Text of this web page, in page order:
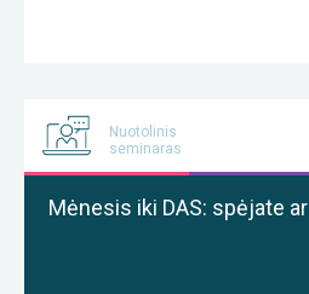
Nuotolinis
seminaras
Mėnesis iki DAS: spėjate